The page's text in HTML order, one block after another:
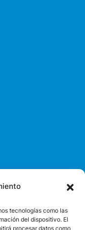
tecnologías como las
del dispositivo. El
procesar datos como